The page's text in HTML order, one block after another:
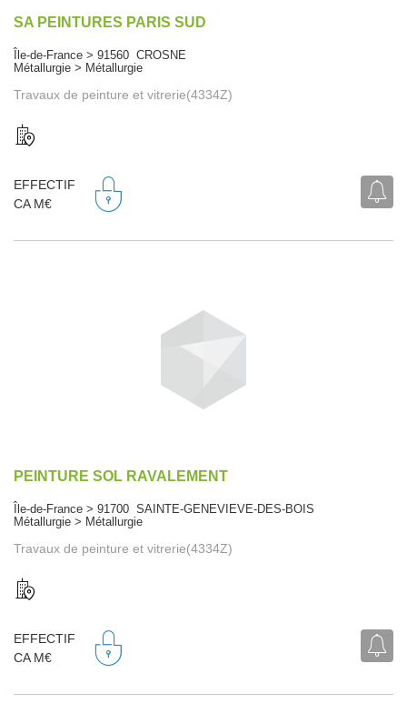
SA PEINTURES PARIS SUD
Île-de-France > 91560 CROSNE
Métallurgie > Métallurgie
Travaux de peinture et vitrerie(4334Z)
EFFECTIF
CA M€
PEINTURE SOL RAVALEMENT
Île-de-France > 91700 SAINTE-GENEVIEVE-DES-BOIS
Métallurgie > Métallurgie
Travaux de peinture et vitrerie(4334Z)
EFFECTIF
CA M€